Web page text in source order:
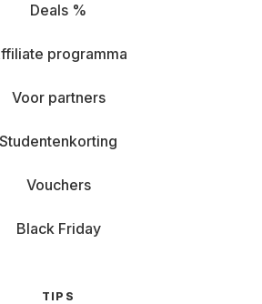
Deals %
programma
Voor partners
Studentenkorting
Vouchers
Black Friday
TIPS